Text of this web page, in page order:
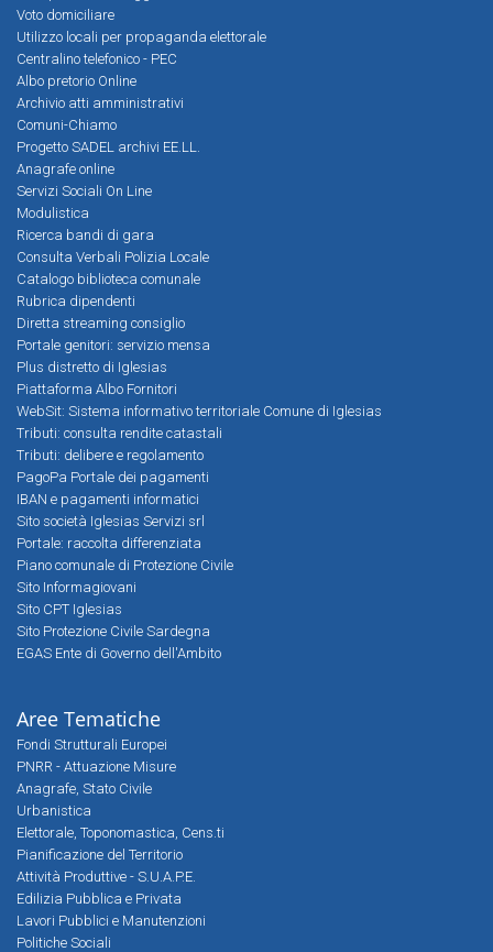
Voto domiciliare
Utilizzo locali per propaganda elettorale
Centralino telefonico - PEC
Albo pretorio Online
Archivio atti amministrativi
Comuni-Chiamo
Progetto SADEL archivi EE.LL.
Anagrafe online
Servizi Sociali On Line
Modulistica
Ricerca bandi di gara
Consulta Verbali Polizia Locale
Catalogo biblioteca comunale
Rubrica dipendenti
Diretta streaming consiglio
Portale genitori: servizio mensa
Plus distretto di Iglesias
Piattaforma Albo Fornitori
WebSit: Sistema informativo territoriale Comune di Iglesias
Tributi: consulta rendite catastali
Tributi: delibere e regolamento
PagoPa Portale dei pagamenti
IBAN e pagamenti informatici
Sito società Iglesias Servizi srl
Portale: raccolta differenziata
Piano comunale di Protezione Civile
Sito Informagiovani
Sito CPT Iglesias
Sito Protezione Civile Sardegna
EGAS Ente di Governo dell'Ambito
Aree Tematiche
Fondi Strutturali Europei
PNRR - Attuazione Misure
Anagrafe, Stato Civile
Urbanistica
Elettorale, Toponomastica, Cens.ti
Pianificazione del Territorio
Attività Produttive - S.U.A.P.E.
Edilizia Pubblica e Privata
Lavori Pubblici e Manutenzioni
Politiche Sociali